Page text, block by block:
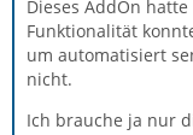
Dieses AddOn
Funktionalität
um automatisiert
nicht.
Ich brauche ja nur